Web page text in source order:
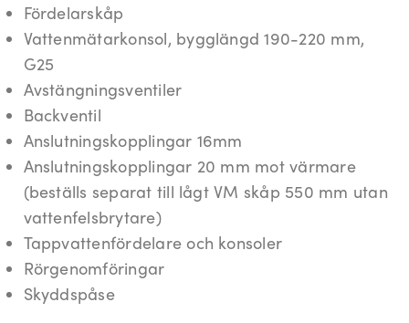
Fördelarskåp
Vattenmätarkonsol, bygglängd 190-220 mm,
G25
Avstängningsventiler
Backventil
Anslutningskopplingar 16mm
Anslutningskopplingar 20 mm mot värmare
(beställs separat till lågt VM skåp 550 mm utan
vattenfelsbrytare)
Tappvattenfördelare och konsoler
Rörgenomföringar
Skyddspåse